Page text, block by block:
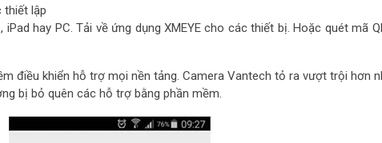
thiết lập
hay PC. Tải về ứng dụng XMEYE cho các thiết bị. Hoặc quét mã
điều khiển hỗ trợ mọi nền tảng. Camera Vantech tỏ ra vượt trội hơn
bị bỏ quên các hỗ trợ bằng phần mềm.